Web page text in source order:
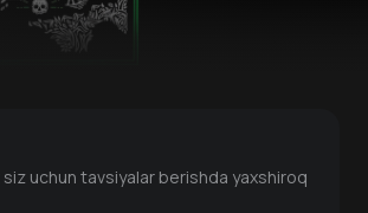
uchun tavsiyalar berishda yaxshiroq